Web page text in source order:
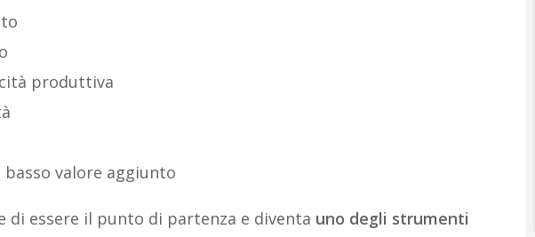
produttiva
valore aggiunto
essere il punto di partenza e diventa uno degli strumenti